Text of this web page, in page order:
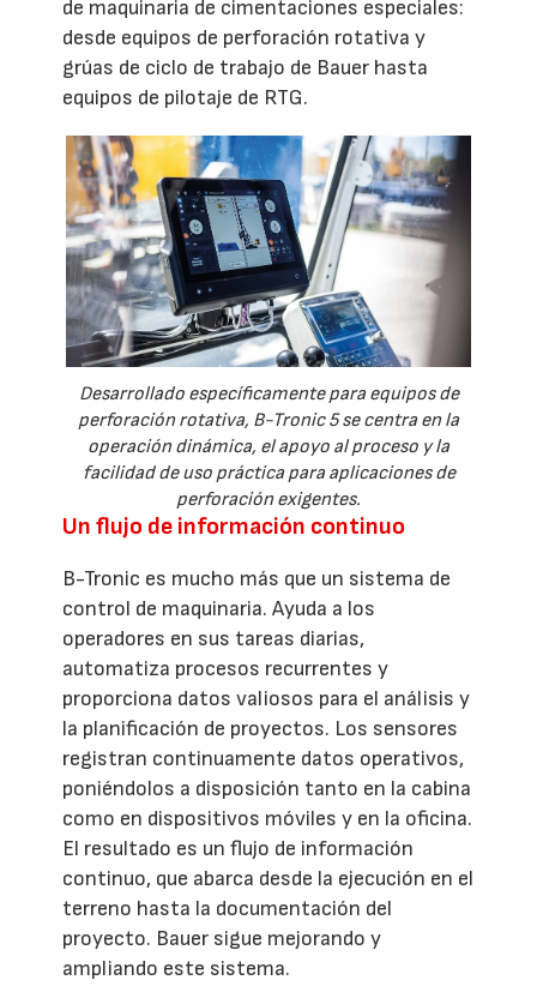
de maquinaria de cimentaciones especiales:
desde equipos de perforación rotativa y
grúas de ciclo de trabajo de Bauer hasta
equipos de pilotaje de RTG.
Desarrollado específicamente para equipos de
perforación rotativa, B-Tronic 5 se centra en la
operación dinámica, el apoyo al proceso y la
facilidad de uso práctica para aplicaciones de
perforación exigentes.
Un flujo de información continuo
B-Tronic es mucho más que un sistema de
control de maquinaria. Ayuda a los
operadores en sus tareas diarias,
automatiza procesos recurrentes y
proporciona datos valiosos para el análisis y
la planificación de proyectos. Los sensores
registran continuamente datos operativos,
poniéndolos a disposición tanto en la cabina
como en dispositivos móviles y en la oficina.
El resultado es un flujo de información
continuo, que abarca desde la ejecución en el
terreno hasta la documentación del
proyecto. Bauer sigue mejorando y
ampliando este sistema.